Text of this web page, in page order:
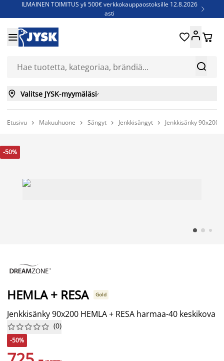
ILMAINEN TOIMITUS yli 500€ verkkokauppaostoksille 12.8.2026
asti

Jenkkisänkyjä - Säästä jopa 60%


 
 Valitse JYSK-myymäläsi
Etusivu  Makuuhuone  Sängyt  Jenkkisängyt  Jenkkisänky 90x200
-50%
HEMLA + RESA Gold
Jenkkisänky 90x200 HEMLA + RESA harmaa-40 keskikova





 (0)
-50%